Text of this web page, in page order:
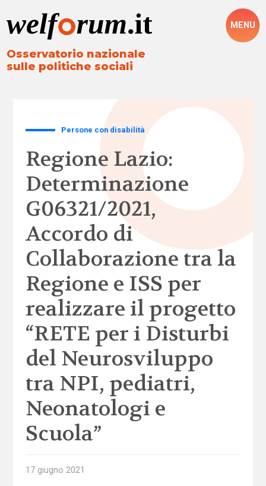
Osservatorio nazionale
sulle politiche sociali
MENU
Persone con disabilità
Regione Lazio:
Determinazione
G06321/2021,
Accordo di
Collaborazione tra la
Regione e ISS per
realizzare il progetto
“RETE per i Disturbi
del Neurosviluppo
tra NPI, pediatri,
Neonatologi e
Scuola”
17 giugno 2021